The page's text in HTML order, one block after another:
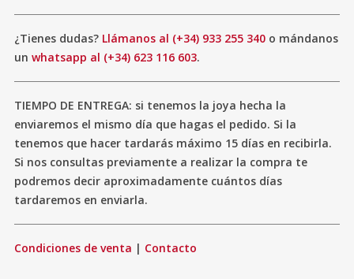
¿Tienes dudas? Llámanos al (+34) 933 255 340 o mándanos
un whatsapp al (+34) 623 116 603.
TIEMPO DE ENTREGA: si tenemos la joya hecha la
enviaremos el mismo día que hagas el pedido. Si la
tenemos que hacer tardarás máximo 15 días en recibirla.
Si nos consultas previamente a realizar la compra te
podremos decir aproximadamente cuántos días
tardaremos en enviarla.
Condiciones de venta | Contacto